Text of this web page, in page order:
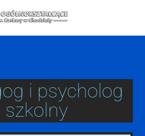
i psycholog
szkolny